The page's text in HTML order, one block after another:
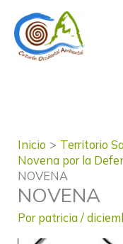
contenido
Inicio
Territorio
Novena por la
NOVENA
NOVENA
Por patricia/